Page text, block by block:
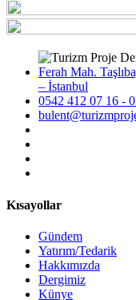
Ferah Mah.
– İstanbul
0542 412 07 16 -
Kısayollar
Gündem
Yatırım/Tedarik
Hakkımızda
Dergimiz
Künye